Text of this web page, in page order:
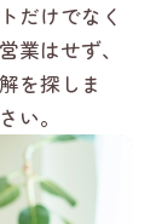
だけでなく
業はせず、
を探しま
い。